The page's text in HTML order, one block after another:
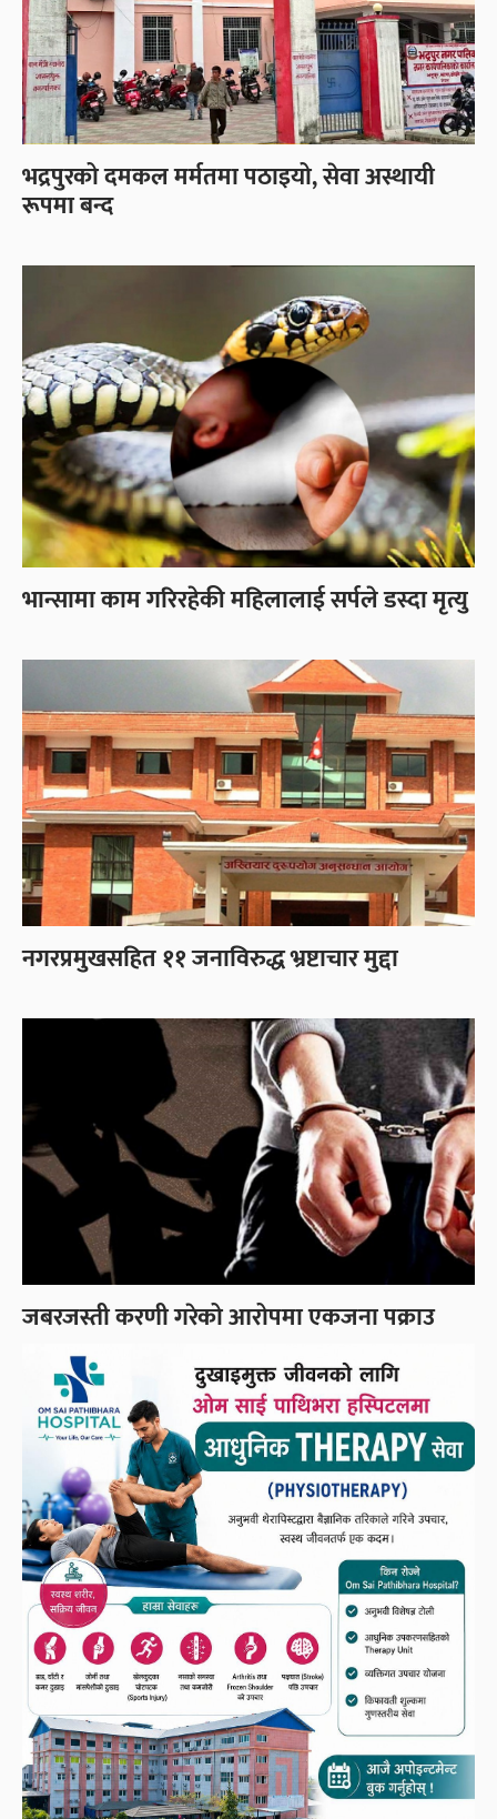
भद्रपुरको दमकल मर्मतमा पठाइयो, सेवा अस्थायी
रूपमा बन्द
भान्सामा काम गरिरहेकी महिलालाई सर्पले डस्दा मृत्यु
नगरप्रमुखसहित ११ जनाविरुद्ध भ्रष्टाचार मुद्दा
जबरजस्ती करणी गरेको आरोपमा एकजना पक्राउ